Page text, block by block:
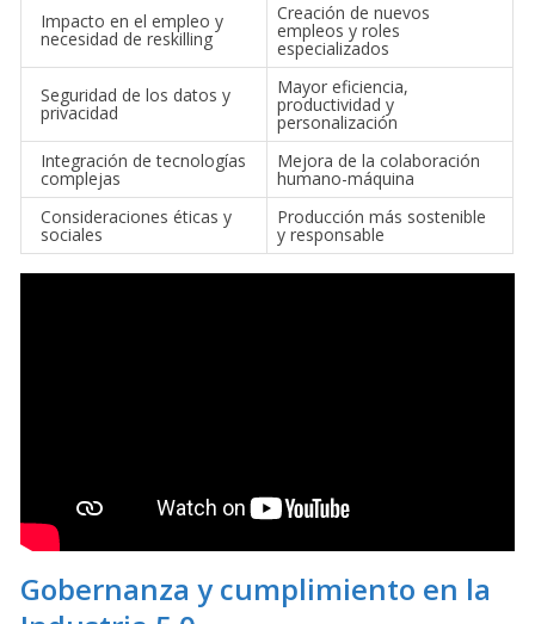
Impacto en el empleo y
necesidad de reskilling
Creación de nuevos
empleos y roles
especializados
Seguridad de los datos y
privacidad
Mayor eficiencia,
productividad y
personalización
Integración de tecnologías
complejas
Mejora de la colaboración
humano-máquina
Consideraciones éticas y
sociales
Producción más sostenible
y responsable
Gobernanza y cumplimiento en la